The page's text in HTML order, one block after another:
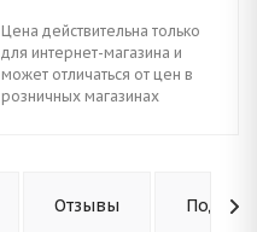
Цена действительна только
для интернет-магазина и
может отличаться от цен в
розничных магазинах
Отзывы